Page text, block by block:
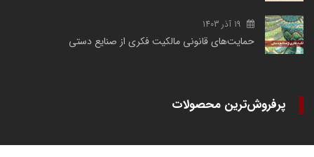
19 آذر 1403
حمایت‌های قانونی مالکیت فکری از صنایع دستی
پرفروش‌ترین محصولات